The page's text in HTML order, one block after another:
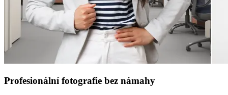
Profesionální fotografie bez námahy